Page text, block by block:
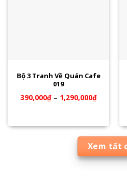
Bộ 3 Tranh Về Quán Cafe
019
390,000₫– 1,290,000₫
Xem tất